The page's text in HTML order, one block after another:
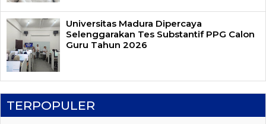
Universitas Madura Dipercaya
Selenggarakan Tes Substantif PPG Calon
Guru Tahun 2026
TERPOPULER